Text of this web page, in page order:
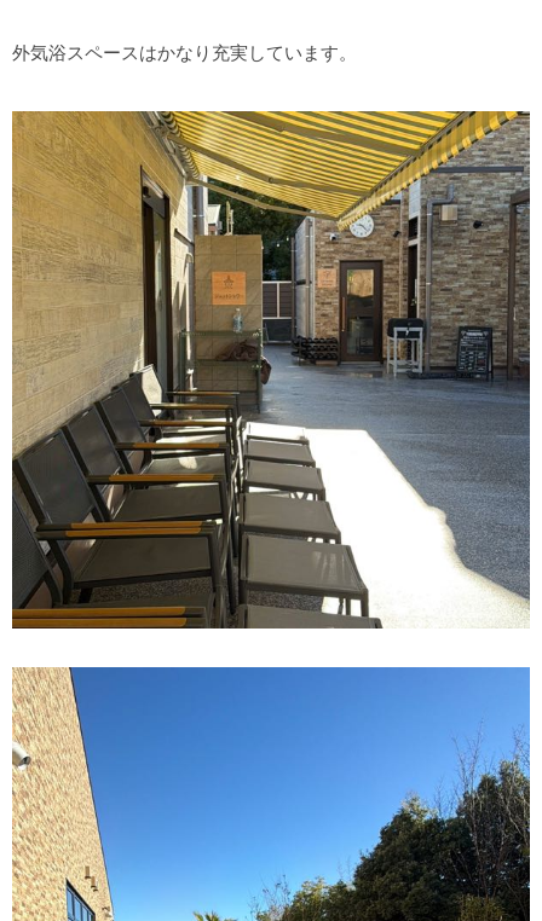
外気浴スペースはかなり充実しています。